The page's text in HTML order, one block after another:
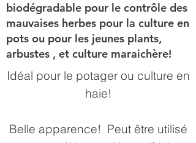
biodégradable pour le contrôle des
mauvaises herbes pour la culture en
pots ou pour les jeunes plants,
arbustes , et culture maraichère!
Idéal pour le potager ou culture en
haie!
​Belle apparence! Peut être utilisé